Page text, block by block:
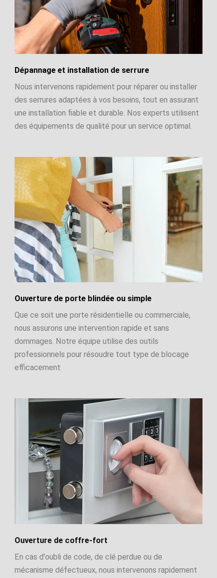
Dépannage et installation de serrure
Nous intervenons rapidement pour réparer ou installer
des serrures adaptées à vos besoins, tout en assurant
une installation fiable et durable. Nos experts utilisent
des équipements de qualité pour un service optimal.
Ouverture de porte blindée ou simple
Que ce soit une porte résidentielle ou commerciale,
nous assurons une intervention rapide et sans
dommages. Notre équipe utilise des outils
professionnels pour résoudre tout type de blocage
efficacement
Ouverture de coffre-fort
En cas d'oubli de code, de clé perdue ou de
mécanisme défectueux, nous intervenons rapidement